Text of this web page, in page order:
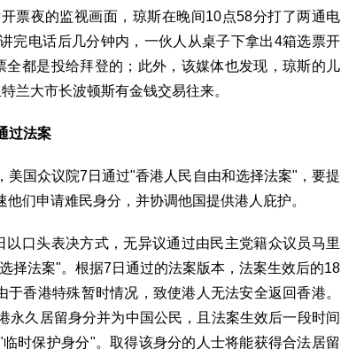
票夜的监视画面，琼斯在晚间10点58分打了两通电
完电话后几分钟内，一伙人从桌子下拿出4箱选票开
都是投给拜登的；此外，该媒体也发现，琼斯的儿
兰大市长波顿斯有金钱交易往来。
过法案
国众议院7日通过"香港人民自由和选择法案"，要提
们申请难民身分，并协调他国提供港人庇护。
口头表决方式，无异议通过由民主党籍众议员马里
择法案"。根据7日通过的法案版本，法案生效后的18
香港特殊暂时情况，致使港人无法安全返回香港。
永久居留身分并为中国公民，且法案生效后一段时间
时保护身分"。取得该身分的人士将能获得合法居留